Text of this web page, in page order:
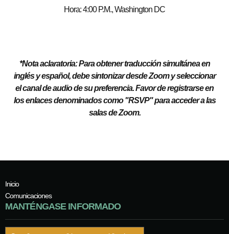
Hora: 4:00 P.M., Washington DC
*Nota aclaratoria: Para obtener traducción simultánea en
inglés y español, debe sintonizar desde Zoom y seleccionar
el canal de audio de su preferencia. Favor de registrarse en
los enlaces denominados como "RSVP" para acceder a las
salas de Zoom.
Inicio
Comunicaciones
MANTÉNGASE INFORMADO